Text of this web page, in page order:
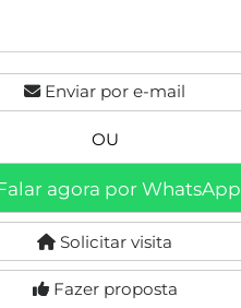
Enviar por e-mail
OU
agora por WhatsApp
Solicitar visita
Fazer proposta